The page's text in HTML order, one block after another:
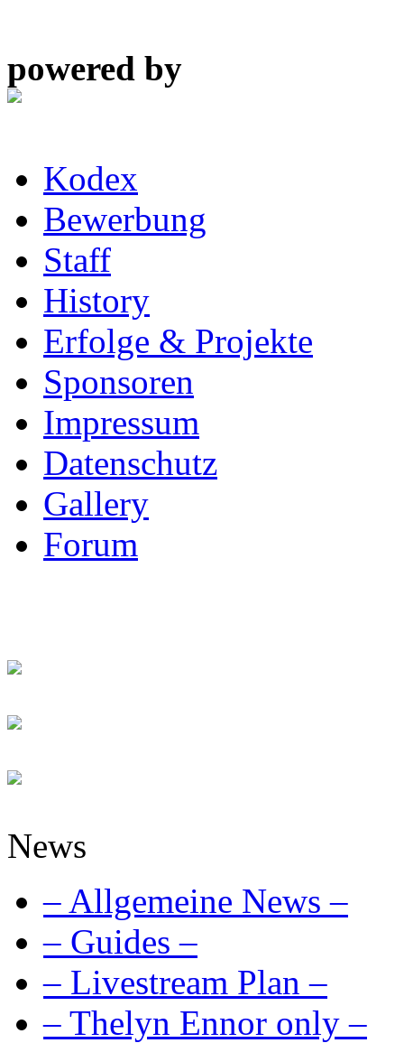
powered by
Kodex
Bewerbung
Staff
History
Erfolge & Projekte
Sponsoren
Impressum
Datenschutz
Gallery
Forum
News
– Allgemeine News –
– Guides –
– Livestream Plan –
– Thelyn Ennor only –